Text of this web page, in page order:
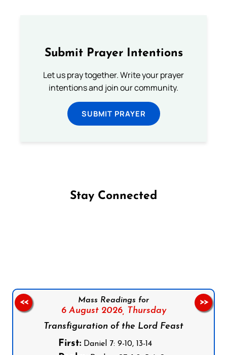
Submit Prayer Intentions
Let us pray together. Write your prayer
intentions and join our community.
SUBMIT PRAYER
Stay Connected
Mass Readings for
6 August 2026, Thursday
Transfiguration of the Lord Feast
First:Daniel 7: 9-10, 13-14
<< >>